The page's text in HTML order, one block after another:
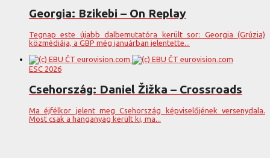
Georgia: Bzikebi – On Replay
Tegnap este újabb dalbemutatóra került sor: Georgia (Grúzia)
közmédiája, a GBP még januárban jelentette...
ESC 2026
Csehország: Daniel Žižka – Crossroads
Ma éjfélkor jelent meg Csehország képviselőjének versenydala.
Most csak a hanganyag került ki, ma...